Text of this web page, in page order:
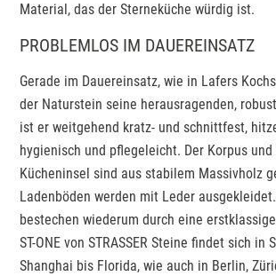
Material, das der Sterneküche würdig ist.
PROBLEMLOS IM DAUEREINSATZ
Gerade im Dauereinsatz, wie in Lafers
der Naturstein seine herausragenden,
ist er weitgehend kratz- und schnittfest,
hygienisch und pflegeleicht. Der Korpus
Kücheninsel sind aus stabilem Massivholz
Ladenböden werden mit Leder
bestechen wiederum durch eine
ST-ONE von STRASSER Steine findet sich in
Shanghai bis Florida, wie auch in Berlin,